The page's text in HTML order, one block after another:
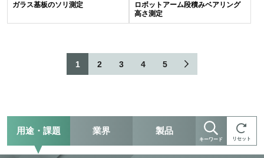
ガラス基板のソリ測定
ロボットアーム段積みベアリング
高さ測定
1 2 3 4 5
用途・課題 業界 製品
キーワード リセット